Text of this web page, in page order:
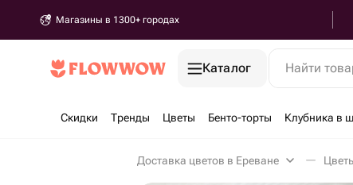
Магазины в 1300+ городах
Каталог Найти
Скидки Тренды Цветы Бенто-торты Клубника в
Доставка цветов в Ереване